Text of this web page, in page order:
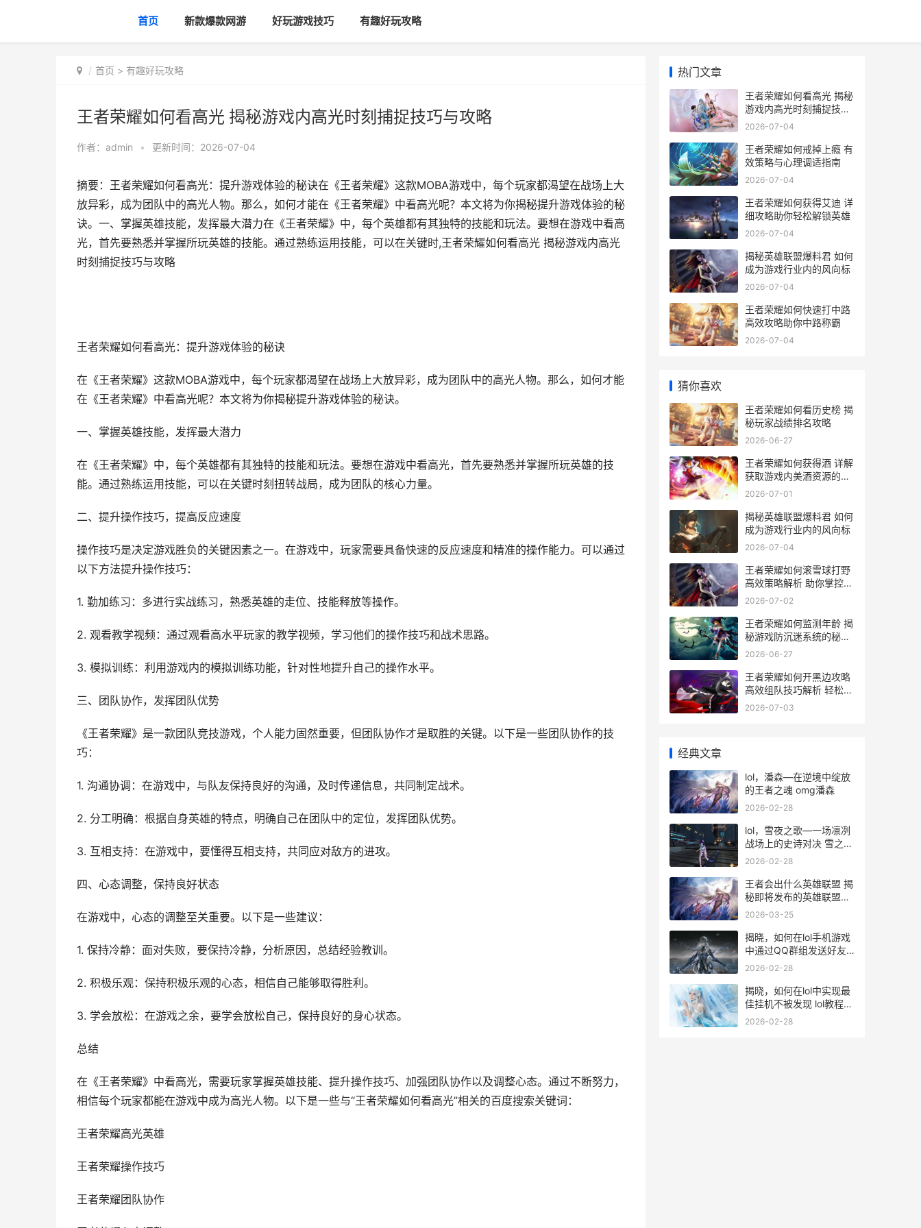
首页 新款爆款网游 好玩游戏技巧 有趣好玩攻略
首页 > 有趣好玩攻略
王者荣耀如何看高光 揭秘游戏内高光时刻捕捉技巧与攻略
作者： admin • 更新时间：2026-07-04
摘要：王者荣耀如何看高光：提升游戏体验的秘诀在《王者荣耀》这款MOBA游戏中，每个玩家都渴望在战场上大
放异彩，成为团队中的高光人物。那么，如何才能在《王者荣耀》中看高光呢？本文将为你揭秘提升游戏体验的秘
诀。一、掌握英雄技能，发挥最大潜力在《王者荣耀》中，每个英雄都有其独特的技能和玩法。要想在游戏中看高
光，首先要熟悉并掌握所玩英雄的技能。通过熟练运用技能，可以在关键时,王者荣耀如何看高光 揭秘游戏内高光
时刻捕捉技巧与攻略
王者荣耀如何看高光：提升游戏体验的秘诀
在《王者荣耀》这款MOBA游戏中，每个玩家都渴望在战场上大放异彩，成为团队中的高光人物。那么，如何才能
在《王者荣耀》中看高光呢？本文将为你揭秘提升游戏体验的秘诀。
一、掌握英雄技能，发挥最大潜力
在《王者荣耀》中，每个英雄都有其独特的技能和玩法。要想在游戏中看高光，首先要熟悉并掌握所玩英雄的技
能。通过熟练运用技能，可以在关键时刻扭转战局，成为团队的核心力量。
二、提升操作技巧，提高反应速度
操作技巧是决定游戏胜负的关键因素之一。在游戏中，玩家需要具备快速的反应速度和精准的操作能力。可以通过
以下方法提升操作技巧：
1. 勤加练习：多进行实战练习，熟悉英雄的走位、技能释放等操作。
2. 观看教学视频：通过观看高水平玩家的教学视频，学习他们的操作技巧和战术思路。
3. 模拟训练：利用游戏内的模拟训练功能，针对性地提升自己的操作水平。
三、团队协作，发挥团队优势
《王者荣耀》是一款团队竞技游戏，个人能力固然重要，但团队协作才是取胜的关键。以下是一些团队协作的技
巧：
1. 沟通协调：在游戏中，与队友保持良好的沟通，及时传递信息，共同制定战术。
2. 分工明确：根据自身英雄的特点，明确自己在团队中的定位，发挥团队优势。
3. 互相支持：在游戏中，要懂得互相支持，共同应对敌方的进攻。
四、心态调整，保持良好状态
在游戏中，心态的调整至关重要。以下是一些建议：
1. 保持冷静：面对失败，要保持冷静，分析原因，总结经验教训。
2. 积极乐观：保持积极乐观的心态，相信自己能够取得胜利。
3. 学会放松：在游戏之余，要学会放松自己，保持良好的身心状态。
总结
在《王者荣耀》中看高光，需要玩家掌握英雄技能、提升操作技巧、加强团队协作以及调整心态。通过不断努力，
相信每个玩家都能在游戏中成为高光人物。以下是一些与“王者荣耀如何看高光”相关的百度搜索关键词：
王者荣耀高光英雄
王者荣耀操作技巧
王者荣耀团队协作
热门文章
王者荣耀如何看高光 揭秘
游戏内高光时刻捕捉技巧
与攻略
2026-07-04
王者荣耀如何戒掉上瘾 有
效策略与心理调适指南
2026-07-04
王者荣耀如何获得艾迪 详
细攻略助你轻松解锁英雄
2026-07-04
揭秘英雄联盟爆料君 如何
成为游戏行业内的风向标
2026-07-04
王者荣耀如何快速打中路
高效攻略助你中路称霸
2026-07-04
猜你喜欢
王者荣耀如何看历史榜 揭
秘玩家战绩排名攻略
2026-06-27
王者荣耀如何获得酒 详解
获取游戏内美酒资源的攻
略与技巧
2026-07-01
揭秘英雄联盟爆料君 如何
成为游戏行业内的风向标
2026-07-04
王者荣耀如何滚雪球打野
高效策略解析 助你掌控战
场优势
2026-07-02
王者荣耀如何监测年龄 揭
秘游戏防沉迷系统的秘密
操作
2026-06-27
王者荣耀如何开黑边攻略
高效组队技巧解析 轻松提
升团队战斗力
2026-07-03
经典文章
lol，潘森—在逆境中绽放
的王者之魂 omg潘森
2026-02-28
lol，雪夜之歌—一场凛冽
战场上的史诗对决 雪之夜
纯音乐
2026-02-28
王者会出什么英雄联盟 揭
秘即将发布的英雄联盟联
动王者系列新英雄
2026-03-25
揭晓，如何在lol手机游戏
中通过QQ群组发送好友
申请 lol教程怎么进去
2026-02-28
揭晓，如何在lol中实现最
佳挂机不被发现 lol教程怎
么进去
2026-02-28